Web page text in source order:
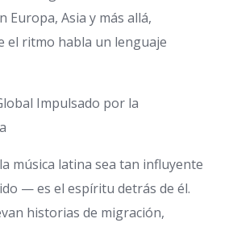
Europa, Asia y más allá,
el ritmo habla un lenguaje
Impulsado por la
música latina sea tan influyente
— es el espíritu detrás de él.
historias de migración,